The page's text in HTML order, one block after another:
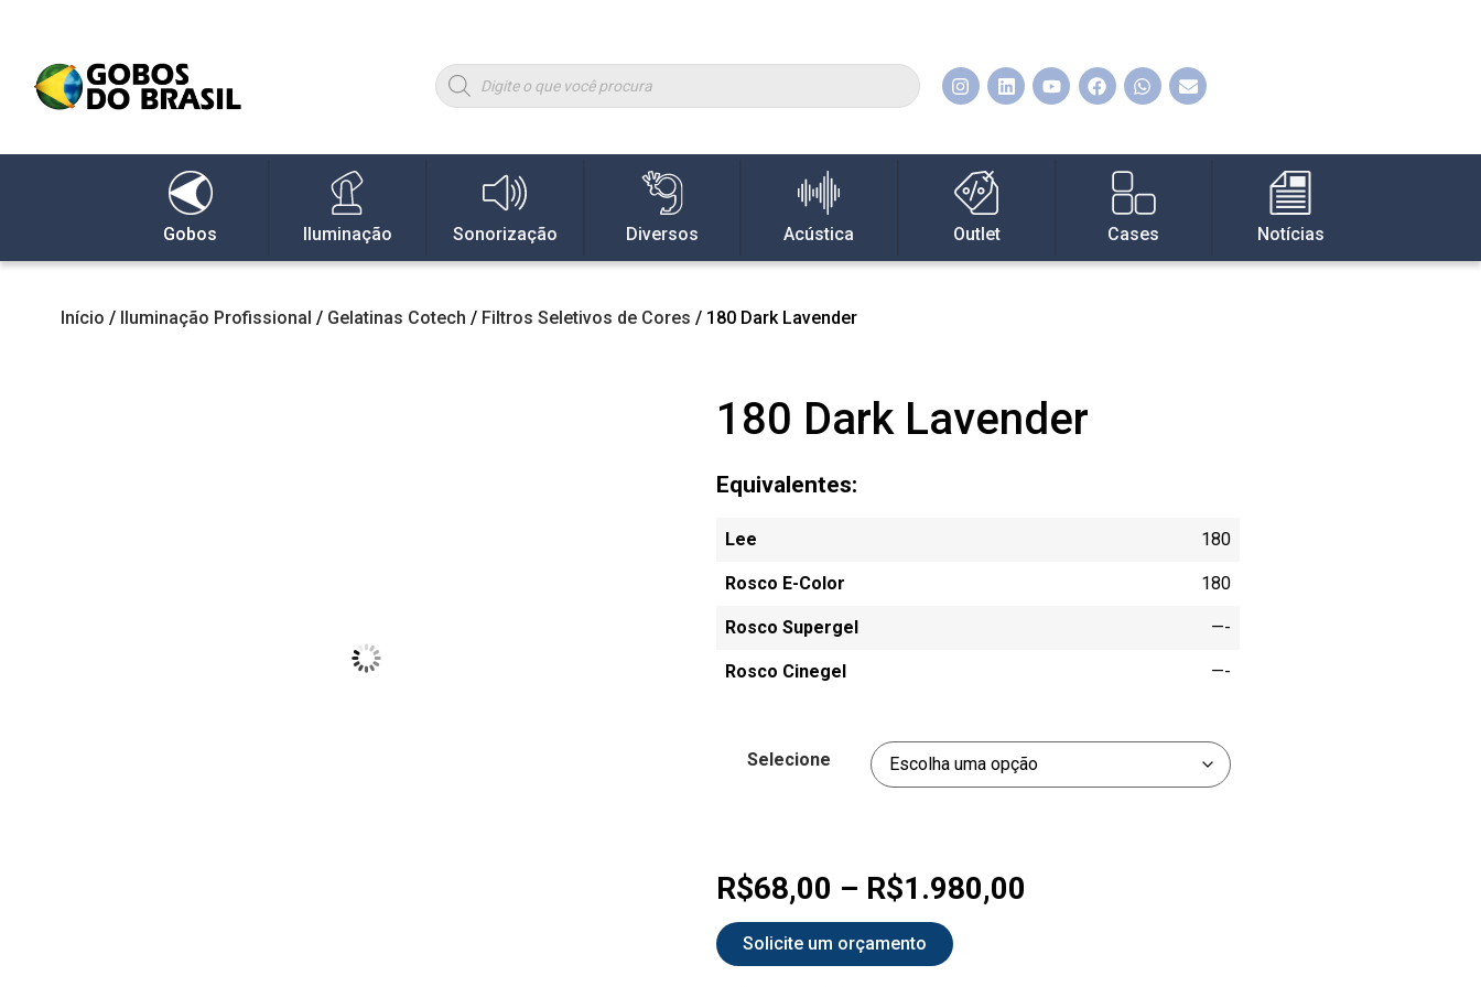
Gobos Iluminação Sonorização Diversos Acústica Outlet Cases Notícias
Início / Iluminação Profissional / Gelatinas Cotech / Filtros Seletivos de Cores / 180 Dark Lavender
180 Dark Lavender
Equivalentes:
Lee 180
Rosco E-Color 180
Rosco Supergel —-
Rosco Cinegel —-
Selecione
R$68,00 – R$1.980,00
Solicite um orçamento